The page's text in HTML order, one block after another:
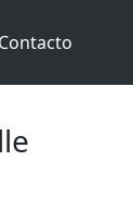
Contacto